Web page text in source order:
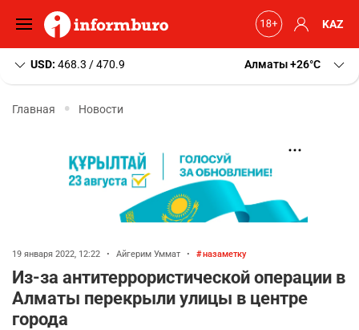
KAZ
USD: 468.3 / 470.9 Алматы+26 C
Главная Новости
19 января 2022, 12:22 • Айгерим Уммат • назаметку
Из-за антитеррористической операции в
Алматы перекрыли улицы в центре
города